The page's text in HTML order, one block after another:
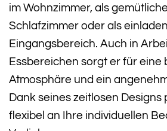
im Wohnzimmer, als
Schlafzimmer oder als
Eingangsbereich. Auch in
Essbereichen sorgt er für eine
Atmosphäre und ein
Dank seines zeitlosen Designs
flexibel an Ihre individuellen